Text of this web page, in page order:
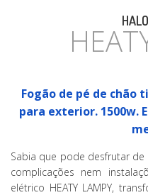
Fogão de pé de chão
para exterior. 1500w.
Sabia que pode desfrutar
complicações nem
elétrico HEATY LAMPY,